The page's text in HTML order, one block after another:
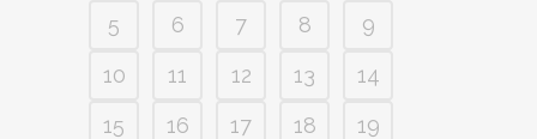
5
6 7 8
9
10
11 12 13
14
15
16 17 18
19